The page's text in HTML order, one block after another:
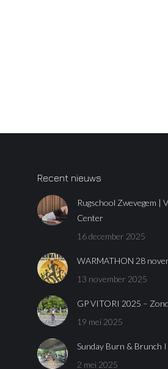
Recent nieuws
Rugschool Zwevegem |
Center
16 december 2025
WARMATHON 28
13 november 2025
GP VITORI 2025 –
19 mei 2025
Sunday Burn & Brunch II
2 mei 2025